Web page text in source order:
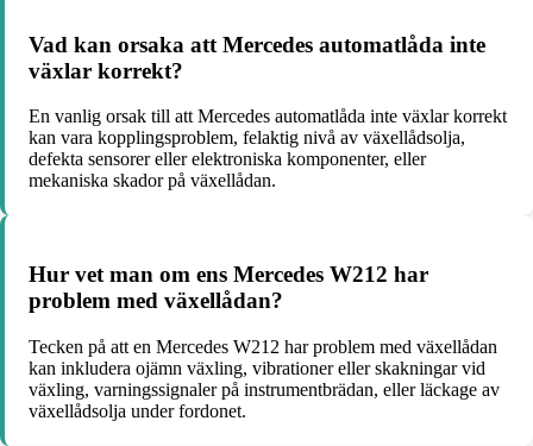
Vad kan orsaka att Mercedes automatlåda inte
växlar korrekt?
En vanlig orsak till att Mercedes automatlåda inte växlar korrekt
kan vara kopplingsproblem, felaktig nivå av växellådsolja,
defekta sensorer eller elektroniska komponenter, eller
mekaniska skador på växellådan.
Hur vet man om ens Mercedes W212 har
problem med växellådan?
Tecken på att en Mercedes W212 har problem med växellådan
kan inkludera ojämn växling, vibrationer eller skakningar vid
växling, varningssignaler på instrumentbrädan, eller läckage av
växellådsolja under fordonet.